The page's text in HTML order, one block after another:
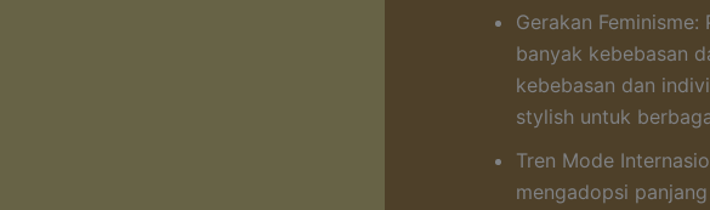
Gerakan
banyak kebebasan
kebebasan dan
stylish untuk
Tren Mode
mengadopsi